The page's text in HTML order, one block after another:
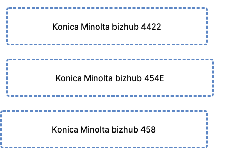
Konica Minolta bizhub 4422
Konica Minolta bizhub 454E
Konica Minolta bizhub 458